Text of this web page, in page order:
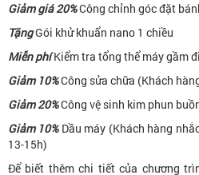
Giảm giá 20%Công chỉnh góc đặt
TặngGói khử khuẩn nano 1 chiều
Miễn phíKiểm tra tổng thể máy gầm
Giảm 10%Công sửa chữa (Khách
Giảm 20%Công vệ sinh kim phun
Giảm 10% Dầu máy (Khách hàng
13-15h)
Để biết thêm chi tiết của chương